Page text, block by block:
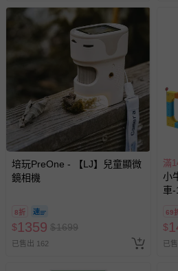
培玩PreOne - 【LJ】兒童顯微
鏡相機
8折
$1359 $1699
已售出 162
滿
小
車-
69
$
已